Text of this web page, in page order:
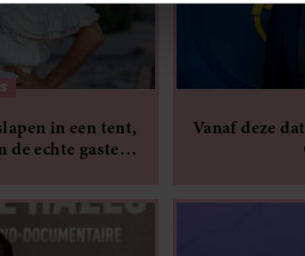
om functies voor social media te bieden en
van onze site met onze partners voor
combineren met andere informatie die u aan
hun services. U gaat akkoord met onze
in een tent,
de echte gasten
Vanaf deze